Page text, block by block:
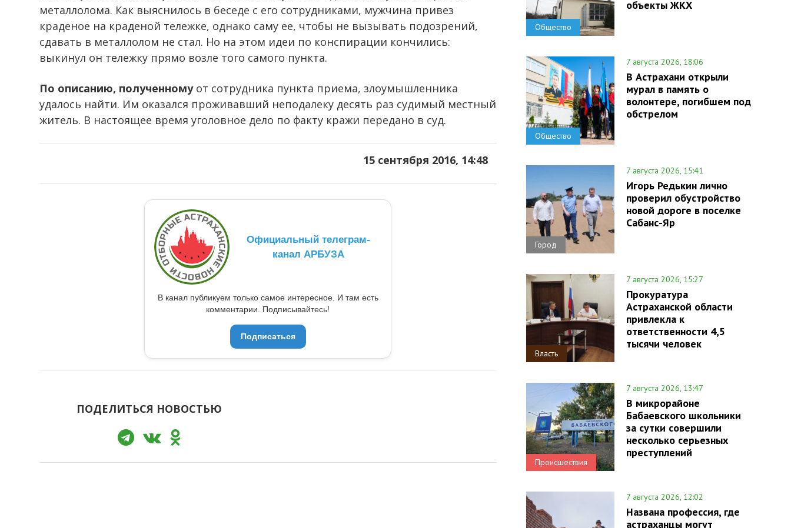
металлолома. Как выяснилось в беседе с его сотрудниками, мужчина привез
краденое на краденой тележке, однако саму ее, чтобы не вызывать подозрений,
сдавать в металлолом не стал. Но на этом идеи по конспирации кончились:
выкинул он тележку прямо возле того самого пункта.
По описанию, полученномуот сотрудника пункта приема, злоумышленника
удалось найти. Им оказался проживавший неподалеку десять раз судимый местный
житель. В настоящее время уголовное дело по факту кражи передано в суд.
15 сентября 2016, 14:48
Официальный телеграм-
канал АРБУЗА
В канал публикуем только самое интересное. И там есть
комментарии. Подписывайтесь!
Подписаться
ПОДЕЛИТЬСЯ НОВОСТЬЮ
Общество
объекты ЖКХ
Общество
7 августа 2026, 18:06
В Астрахани открыли
мурал в память о
волонтере, погибшем под
обстрелом
Город
7 августа 2026, 15:41
Игорь Редькин лично
проверил обустройство
новой дороге в поселке
Сабанс-Яр
Власть
7 августа 2026, 15:27
Прокуратура
Астраханской области
привлекла к
ответственности 4,5
тысячи человек
Происшествия
7 августа 2026, 13:47
В микрорайоне
Бабаевского школьники
за сутки совершили
несколько серьезных
преступлений
7 августа 2026, 12:02
Названа профессия, где
астраханцы могут